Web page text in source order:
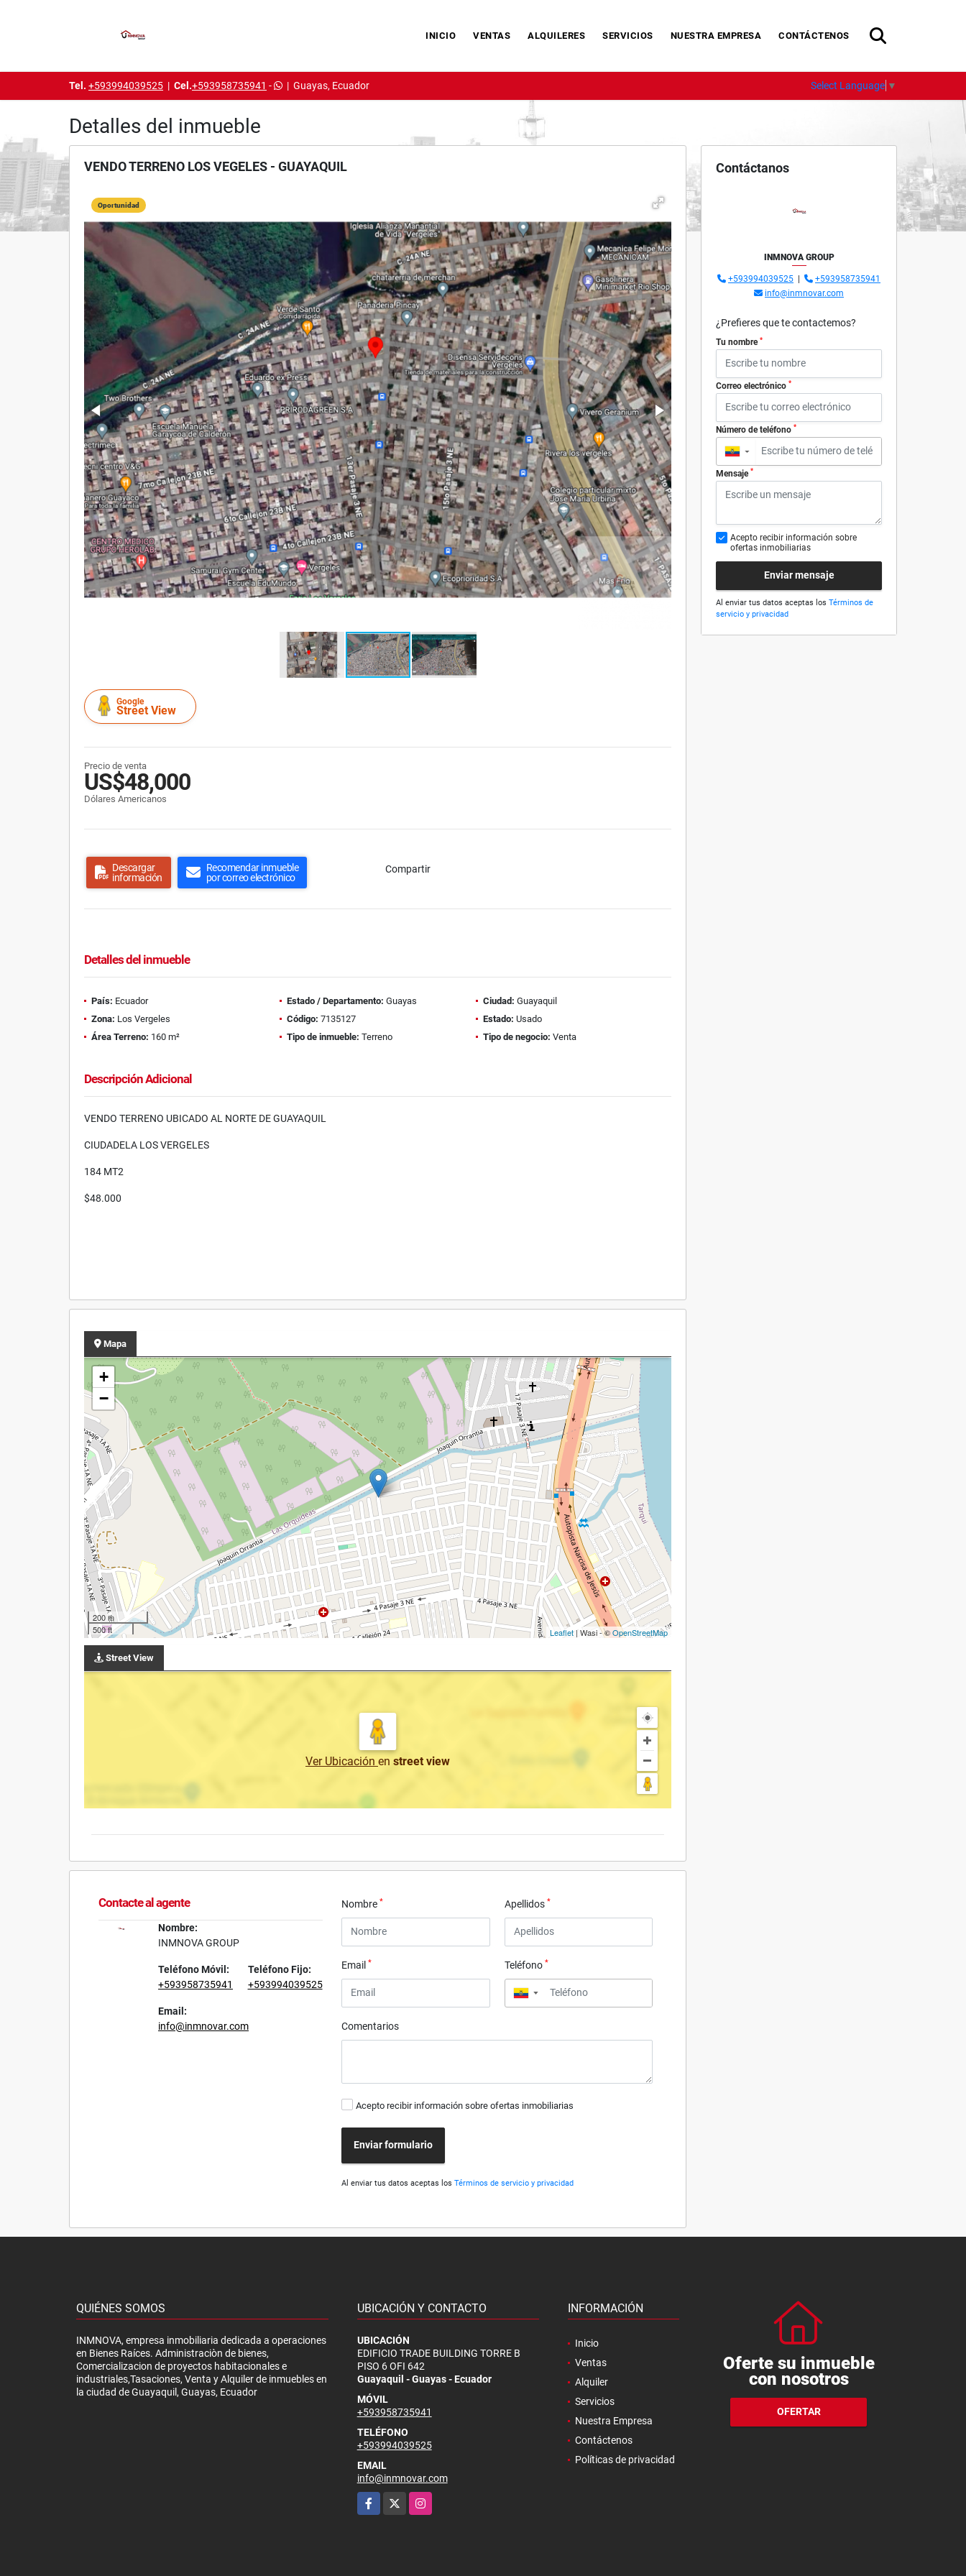
INICIO VENTAS ALQUILERES SERVICIOS NUESTRA EMPRESA CONTÁCTENOS
Tel. +593994039525 | Cel.+593958735941 - | Guayas, Ecuador Select Language ▼
Detalles del inmueble
VENDO TERRENO LOS VEGELES - GUAYAQUIL
Oportunidad
Google
Street View
Precio de venta
US$48,000
Dólares Americanos
Descargar
información
Recomendar inmueble
por correo electrónico
Compartir
Detalles del inmueble
País: Ecuador Estado / Departamento: Guayas Ciudad: Guayaquil
Zona: Los Vergeles Código: 7135127 Estado: Usado
Área Terreno: 160 m² Tipo de inmueble: Terreno Tipo de negocio: Venta
Descripción Adicional
VENDO TERRENO UBICADO AL NORTE DE GUAYAQUIL
CIUDADELA LOS VERGELES
184 MT2
$48.000
Mapa
+
−
200 m
500 ft
Leaflet | Wasi - ©OpenStreetMap
Street View
Ver Ubicación en street view
Contacte al agente
Nombre:
INMNOVA GROUP
Teléfono Móvil:
+593958735941
Teléfono Fijo:
+593994039525
Email:
info@inmnovar.com
Nombre* Apellidos *
Email* Teléfono *
▼
Comentarios
Acepto recibir información sobre ofertas inmobiliarias
Enviar formulario
Al enviar tus datos aceptas losTérminos de servicio y privacidad
Contáctanos
INMNOVA GROUP
+593994039525
+593958735941
info@inmnovar.com
¿Prefieres que te contactemos?
Tu nombre *
Correo electrónico *
Número de teléfono *
▼
Mensaje *
Acepto recibir información sobre
ofertas inmobiliarias
Enviar mensaje
Al enviar tus datos aceptas los Términos de
servicio y privacidad
QUIÉNES SOMOS
INMNOVA, empresa inmobiliaria dedicada a operaciones
en Bienes Raíces. Administraciòn de bienes,
Comercializacion de proyectos habitacionales e
industriales,Tasaciones, Venta y Alquiler de inmuebles en
la ciudad de Guayaquil, Guayas, Ecuador
UBICACIÓN Y CONTACTO
UBICACIÓN
EDIFICIO TRADE BUILDING TORRE B
PISO 6 OFI 642
Guayaquil - Guayas - Ecuador
MÓVIL
+593958735941
TELÉFONO
+593994039525
EMAIL
info@inmnovar.com
Facebook
Instagram
INFORMACIÓN
Inicio
Ventas
Alquiler
Servicios
Nuestra Empresa
Contáctenos
Políticas de privacidad
Oferte su inmueble
con nosotros
OFERTAR